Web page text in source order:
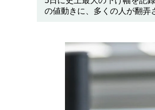
の値動きに、多くの人が翻弄